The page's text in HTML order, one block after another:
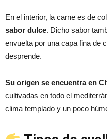
En el interior, la carne es de
sabor dulce. Dicho sabor
envuelta por una capa fina de
desprende.
Su origen se encuentra en
cultivadas en todo el
clima templado y un poco